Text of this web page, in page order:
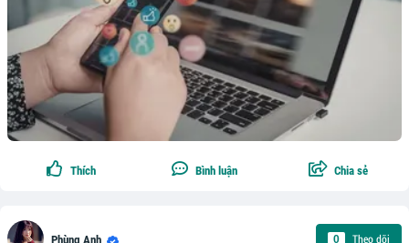
Thích Bình luận Chia sẻ
Phùng Anh 0 Theo dõi